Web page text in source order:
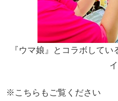
『ウマ娘』とコラボして
イ
※こちらもご覧ください